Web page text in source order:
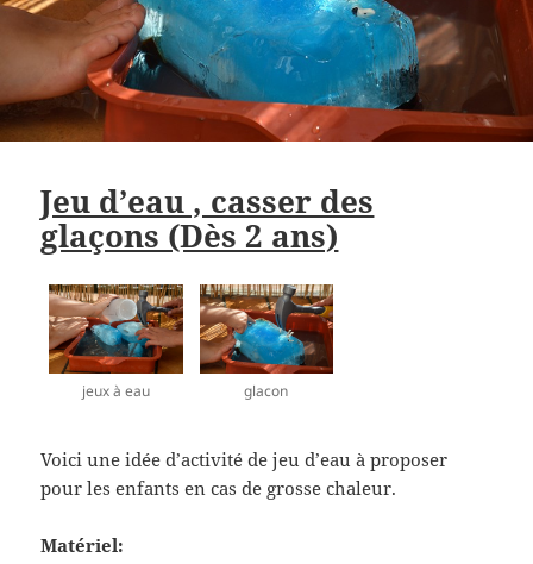
Jeu d’eau , casser des
glaçons (Dès 2 ans)
jeux à eau glacon
Voici une idée d’activité de jeu d’eau à proposer
pour les enfants en cas de grosse chaleur.
Matériel: